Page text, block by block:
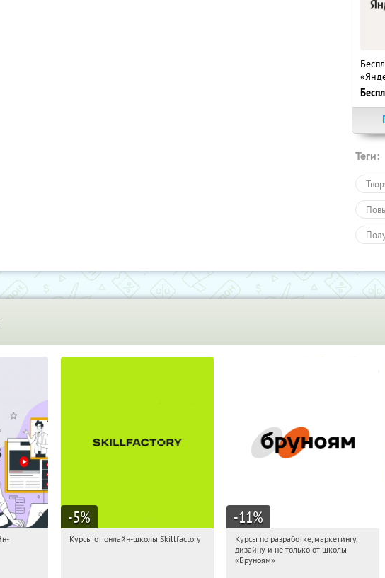
Теги:
-5%
09:14:10
Получи первым!
Курсы от онлайн-школы Skillfactory
-11%
09:14:10
Получи первым!
Россия
Курсы по разработке, маркетингу,
дизайну и не только от школы
«Бруноям»